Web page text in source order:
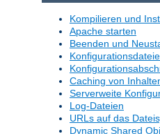
Kompilieren und
Apache starten
Beenden und
Caching von
Serverweite
Log-Dateien
URLs auf das
Dynamic Shared